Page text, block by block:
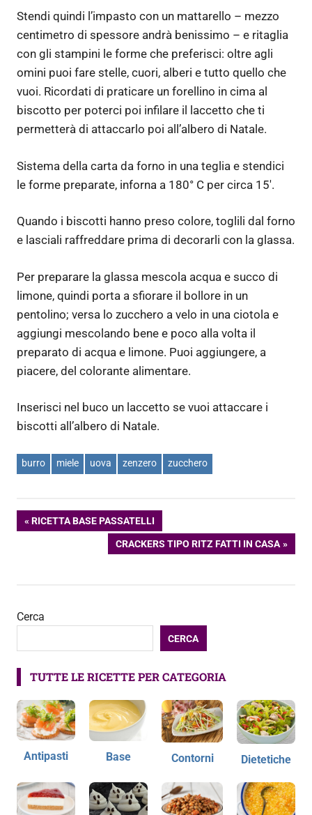
Stendi quindi l’impasto con un mattarello – mezzo
centimetro di spessore andrà benissimo – e ritaglia
con gli stampini le forme che preferisci: oltre agli
omini puoi fare stelle, cuori, alberi e tutto quello che
vuoi. Ricordati di praticare un forellino in cima al
biscotto per poterci poi infilare il laccetto che ti
permetterà di attaccarlo poi all’albero di Natale.
Sistema della carta da forno in una teglia e stendici
le forme preparate, inforna a 180° C per circa 15′.
Quando i biscotti hanno preso colore, toglili dal forno
e lasciali raffreddare prima di decorarli con la glassa.
Per preparare la glassa mescola acqua e succo di
limone, quindi porta a sfiorare il bollore in un
pentolino; versa lo zucchero a velo in una ciotola e
aggiungi mescolando bene e poco alla volta il
preparato di acqua e limone. Puoi aggiungere, a
piacere, del colorante alimentare.
Inserisci nel buco un laccetto se vuoi attaccare i
biscotti all’albero di Natale.
burro miele uova zenzero zucchero
Navigazione
ARTICOLO
RICETTA BASE PASSATELLI
ARTICOLO
CRACKERS TIPO RITZ FATTI IN CASA
Cerca
CERCA
TUTTE LE RICETTE PER CATEGORIA
Antipasti Base Contorni Dietetiche